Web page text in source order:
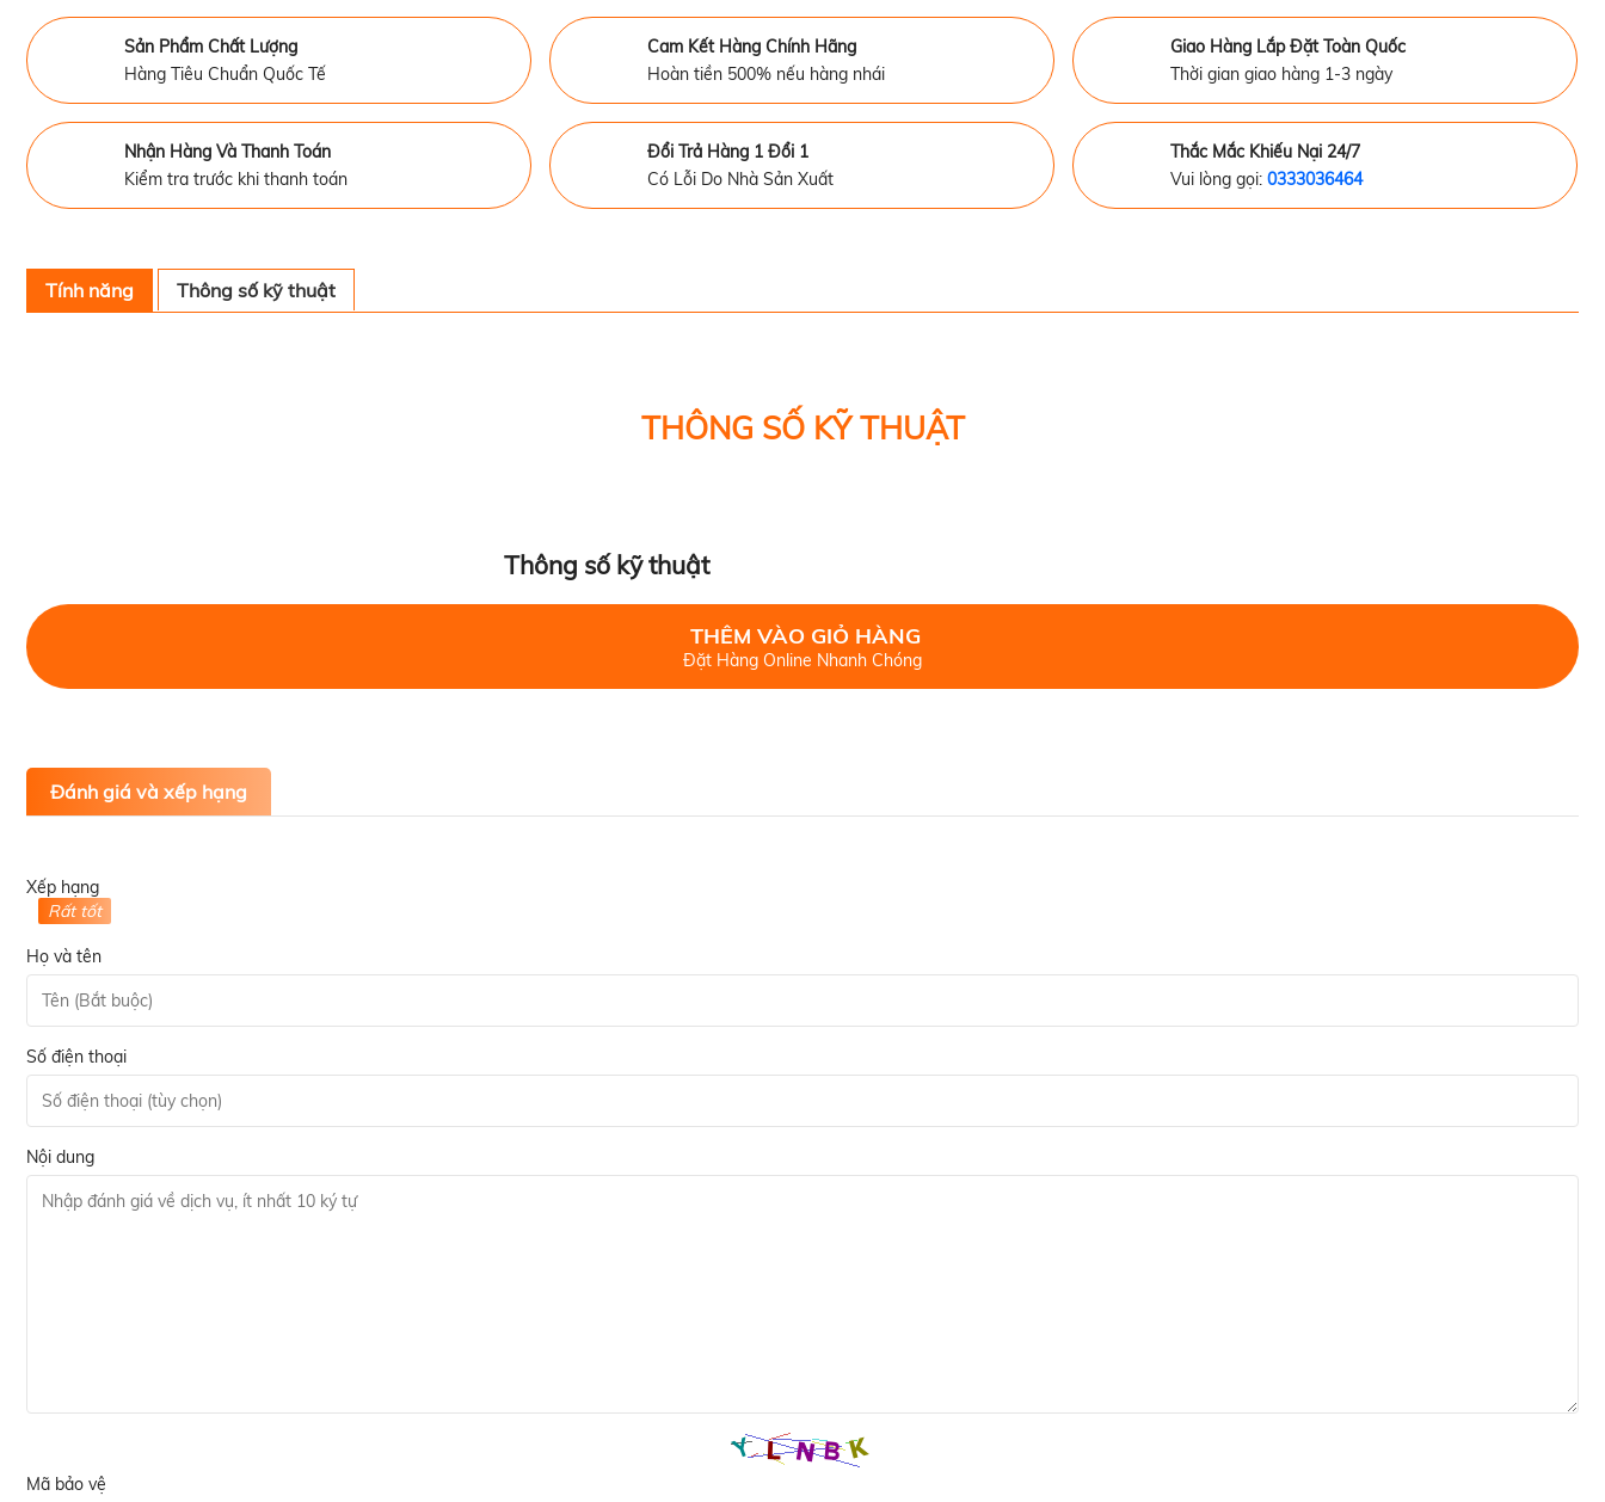
Sản Phẩm Chất Lượng
Hàng Tiêu Chuẩn Quốc Tế
Cam Kết Hàng Chính Hãng
Hoàn tiền 500% nếu hàng nhái
Giao Hàng Lắp Đặt Toàn Quốc
Thời gian giao hàng 1-3 ngày
Nhận Hàng Và Thanh Toán
Kiểm tra trước khi thanh toán
Đổi Trả Hàng 1 Đổi 1
Có Lỗi Do Nhà Sản Xuất
Thắc Mắc Khiếu Nại 24/7
Vui lòng gọi:0333036464
Tính năng Thông số kỹ thuật
THÔNG SỐ KỸ THUẬT
Thông số kỹ thuật
THÊM VÀO GIỎ HÀNG
Đặt Hàng Online Nhanh Chóng
Đánh giá và xếp hạng
Xếp hạng
Rất tốt
Họ và tên
Số điện thoại
Nội dung
Mã bảo vệ